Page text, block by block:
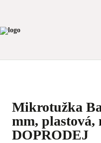
Mikrotužka
mm, plastová,
DOPRODEJ